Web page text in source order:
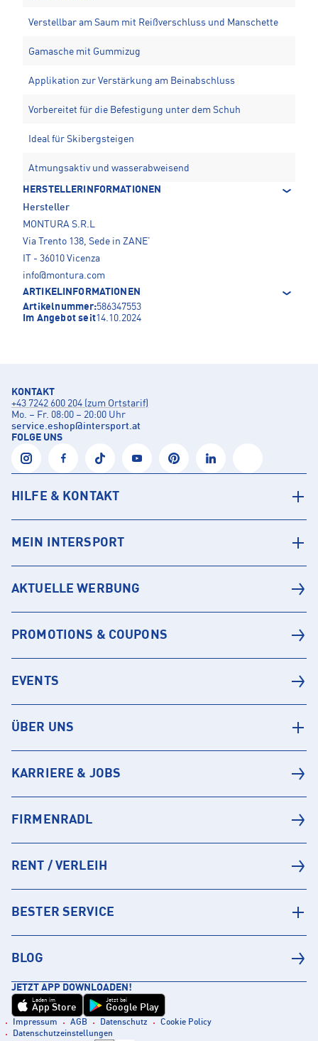
Verstellbar am Saum mit Reißverschluss und Manschette
Gamasche mit Gummizug
Applikation zur Verstärkung am Beinabschluss
Vorbereitet für die Befestigung unter dem Schuh
Ideal für Skibergsteigen
Atmungsaktiv und wasserabweisend
HERSTELLERINFORMATIONEN
Hersteller
MONTURA S.R.L
Via Trento 138, Sede in ZANE’
IT - 36010 Vicenza
info@montura.com
ARTIKELINFORMATIONEN
Artikelnummer:586347553
Im Angebot seit14.10.2024
KONTAKT
+43 7242 600 204 (zum Ortstarif)
Mo. – Fr. 08:00 – 20:00 Uhr
service.eshop@intersport.at
FOLGE UNS
HILFE & KONTAKT
MEIN INTERSPORT
AKTUELLE WERBUNG
PROMOTIONS & COUPONS
EVENTS
ÜBER UNS
KARRIERE & JOBS
FIRMENRADL
RENT / VERLEIH
BESTER SERVICE
BLOG
JETZT APP DOWNLOADEN!
Laden im
App Store
Jetzt bei
Google Play
Impressum AGB Datenschutz
Cookie Policy
Datenschutzeinstellungen